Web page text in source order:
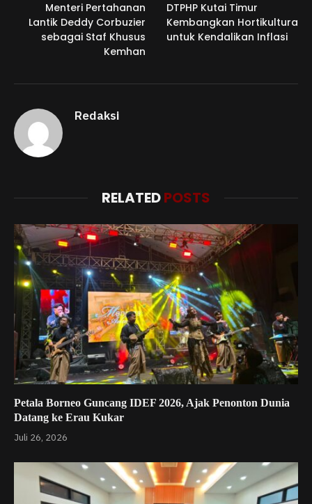
Menteri Pertahanan
Lantik Deddy Corbuzier
sebagai Staf Khusus
Kemhan
DTPHP Kutai Timur
Kembangkan Hortikultura
untuk Kendalikan Inflasi
Redaksi
RELATEDPOSTS
Petala Borneo Guncang IDEF 2026, Ajak Penonton Dunia
Datang ke Erau Kukar
Juli 26, 2026